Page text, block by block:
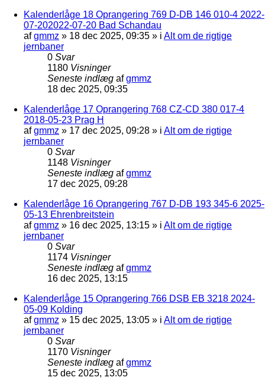
Kalenderlåge 18 Oprangering 769 D-DB 146 010-4 2022-
07-202022-07-20 Bad Schandau
afgmmz » 18 dec 2025, 09:35 » i Alt om de rigtige
jernbaner
0 Svar
1180 Visninger
Seneste indlæg afgmmz
18 dec 2025, 09:35
Kalenderlåge 17 Oprangering 768 CZ-CD 380 017-4
2018-05-23 Prag H
afgmmz » 17 dec 2025, 09:28 » i Alt om de rigtige
jernbaner
0 Svar
1148 Visninger
Seneste indlæg afgmmz
17 dec 2025, 09:28
Kalenderlåge 16 Oprangering 767 D-DB 193 345-6 2025-
05-13 Ehrenbreitstein
afgmmz » 16 dec 2025, 13:15 » i Alt om de rigtige
jernbaner
0 Svar
1174 Visninger
Seneste indlæg afgmmz
16 dec 2025, 13:15
Kalenderlåge 15 Oprangering 766 DSB EB 3218 2024-
05-09 Kolding
afgmmz » 15 dec 2025, 13:05 » i Alt om de rigtige
jernbaner
0 Svar
1170 Visninger
Seneste indlæg afgmmz
15 dec 2025, 13:05